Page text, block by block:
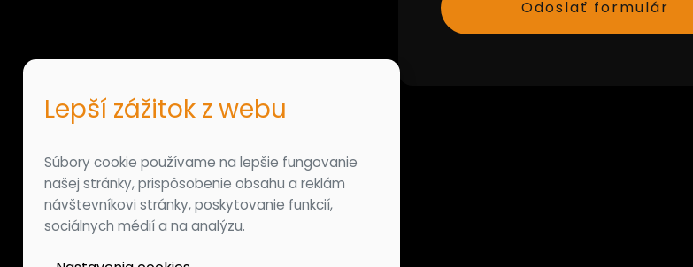
Lepší zážitok z webu
Súbory cookie používame na lepšie fungovanie
našej stránky, prispôsobenie obsahu a reklám
návštevníkovi stránky, poskytovanie funkcií,
sociálnych médií a na analýzu.